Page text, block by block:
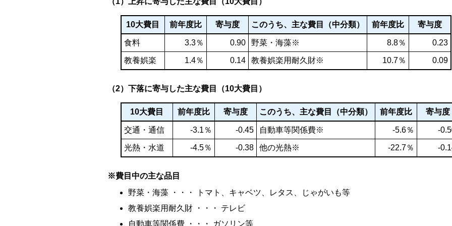
10大費目 前年度比 寄与度 このうち、主な費目（中分類） 前年度比 寄与度
食料 3.3％ 0.90 野菜・海藻※ 8.8％ 0.23
教養娯楽 1.4％ 0.14 教養娯楽用耐久財※ 10.7％ 0.09
（2）下落に寄与した主な費目（10大費目）
10大費目 前年度比 寄与度 このうち、主な費目（中分類） 前年度比 寄与度
交通・通信 -3.1％ -0.45 自動車等関係費※ -5.6％ -
光熱・水道 -4.5％ -0.38 他の光熱※ -22.7％ -
※費目中の主な品目
野菜・海藻 ・・・ トマト、キャベツ、レタス、じゃがいも等
教養娯楽用耐久財 ・・・ テレビ
自動車等関係費 ・・・ ガソリン等